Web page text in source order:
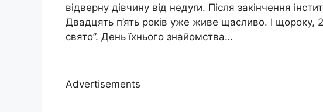
відверну дівчину від недуrи. Після закінчення
Двадцять п’ять років уже живе щасливо. І щороку,
свято”. День їхнього знайомства…
Advertisements